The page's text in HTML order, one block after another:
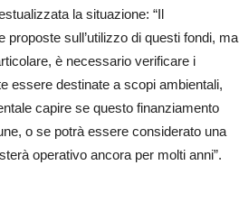
la situazione: “Il
sull’utilizzo di questi fondi, ma
è necessario verificare i
essere destinate a scopi ambientali,
capire se questo finanziamento
o se potrà essere considerato una
operativo ancora per molti anni”.